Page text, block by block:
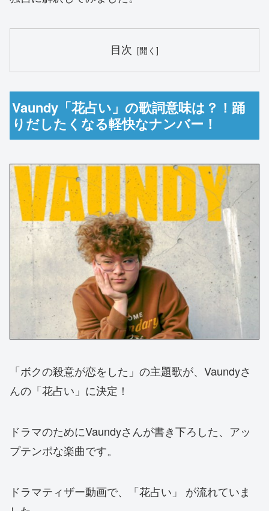
目次
Vaundy「花占い」の歌詞意味は？！踊
りだしたくなる軽快なナンバー！
「ボクの殺意が恋をした」の主題歌が、Vaundyさ
んの「花占い」に決定！
ドラマのためにVaundyさんが書き下ろした、アッ
プテンポな楽曲です。
ドラマティザー動画で、「花占い」 が流れていま